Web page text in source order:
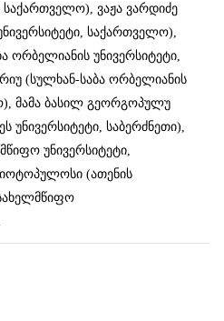
ვაჟა ვარდიძე
საქართველო),
ორბელიანის უნივერსიტეტი,
(სულხან-საბა ორბელიანის
მამა ბასილ გეორგოპულუ
საბერძნეთი),
უნივერსიტეტი,
(ათენის